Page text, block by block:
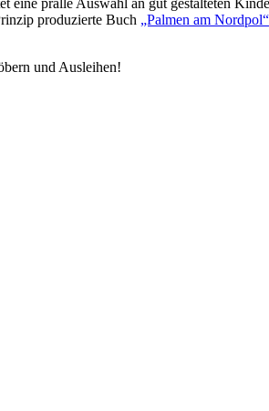
produzierte Buch „Palmen am Nordpol“
und Ausleihen!